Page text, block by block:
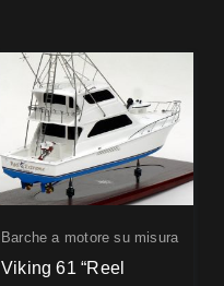
Barche a motore su misura
Viking 61 “Reel